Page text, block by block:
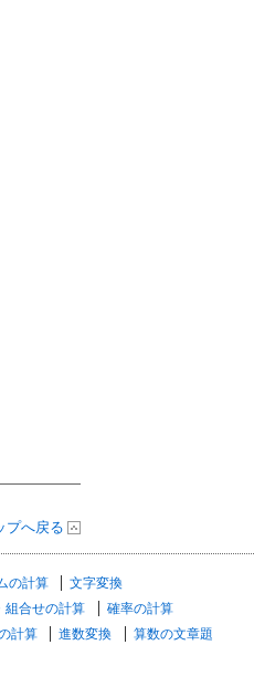
プへ戻る
の計算
文字変換
組合せの計算
確率の計算
計算 進数変換
算数の文章題